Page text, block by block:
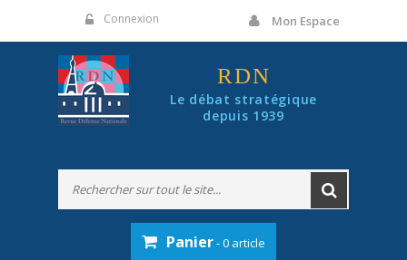
Connexion Mon Espace
RDN
Le débat stratégique
depuis 1939
Panier- 0 article